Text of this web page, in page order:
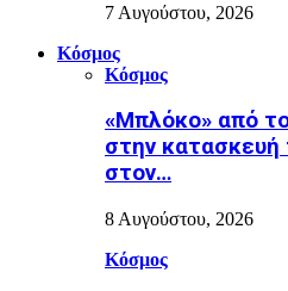
7 Αυγούστου, 2026
Κόσμος
Κόσμος
«Μπλόκο» από
στην κατασκευή
στον…
8 Αυγούστου, 2026
Κόσμος